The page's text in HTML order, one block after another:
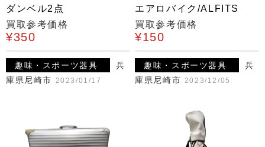
ダンベル2点
買取参考価格
¥350
趣味・スポーツ器具
兵
庫県尼崎市 2023/01/17
エアロバイク/ALFITS
買取参考価格
¥150
趣味・スポーツ器具
兵
庫県尼崎市 2023/12/05